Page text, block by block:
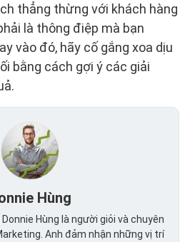
thẳng thừng với khách hàng
là thông điệp mà bạn
vào đó, hãy cố gắng xoa dịu
bằng cách gợi ý các giải
Hùng
Hùng là người giỏi và chuyên
Anh đảm nhận những vị trí